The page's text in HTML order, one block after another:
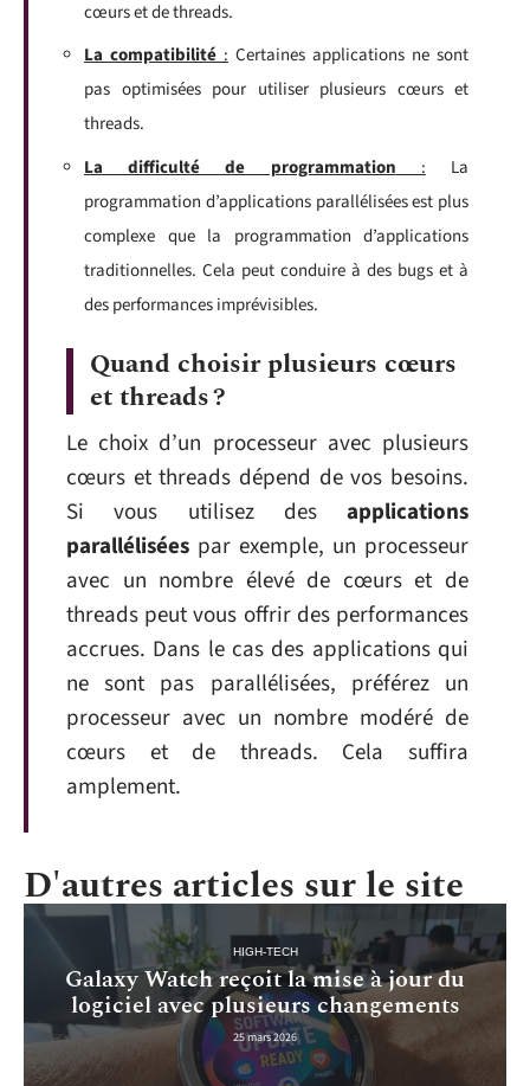
cœurs et de threads.
La compatibilité : Certaines applications ne sont
pas optimisées pour utiliser plusieurs cœurs et
threads.
La difficulté de programmation : La
programmation d’applications parallélisées est plus
complexe que la programmation d’applications
traditionnelles. Cela peut conduire à des bugs et à
des performances imprévisibles.
Quand choisir plusieurs cœurs
et threads ?
Le choix d’un processeur avec plusieurs
cœurs et threads dépend de vos besoins.
Si vous utilisez des applications
parallélisées par exemple, un processeur
avec un nombre élevé de cœurs et de
threads peut vous offrir des performances
accrues. Dans le cas des applications qui
ne sont pas parallélisées, préférez un
processeur avec un nombre modéré de
cœurs et de threads. Cela suffira
amplement.
D'autres articles sur le site
HIGH-TECH
Galaxy Watch reçoit la mise à jour du
logiciel avec plusieurs changements
25 mars 2026